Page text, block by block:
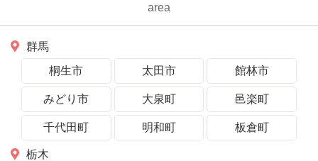
area
群馬
桐生市
太田市 館林市
みどり市 大泉町 邑楽町
千代田町 明和町 板倉町
栃木